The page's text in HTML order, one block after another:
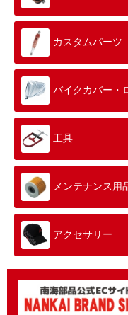
カスタムパーツ
バイクカバー・
工具
メンテナンス用
アクセサリー